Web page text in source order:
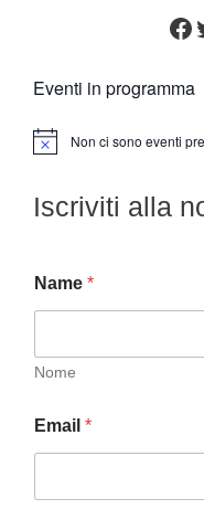
Eventi in programma
N
c
Non ci sono eventi
Iscriviti alla
Name *
Nome
Email *